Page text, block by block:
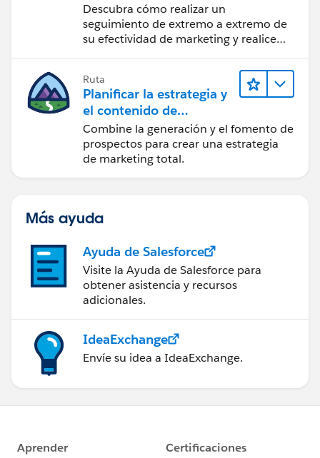
Descubra cómo realizar un
seguimiento de extremo a extremo de
su efectividad de marketing y realice
Ruta
Planificar la estrategia y
el contenido de
marketing con
Marketing Cloud
Account Engagement
Combine la generación y el fomento de
prospectos para crear una estrategia
de marketing total.
Más ayuda
Ayuda de Salesforce
Visite la Ayuda de Salesforce para
obtener asistencia y recursos
adicionales.
IdeaExchange
Envíe su idea a IdeaExchange.